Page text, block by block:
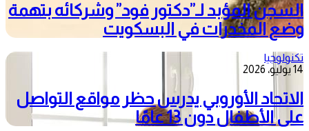
السجن المؤبد لـ”دكتور فود” وشركائه بتهمة
وضع المخدرات في البسكويت
تكنولوجيا
14 يوليو، 2026
الاتحاد الأوروبي يدرس حظر مواقع التواصل
على الأطفال دون 13 عامًا